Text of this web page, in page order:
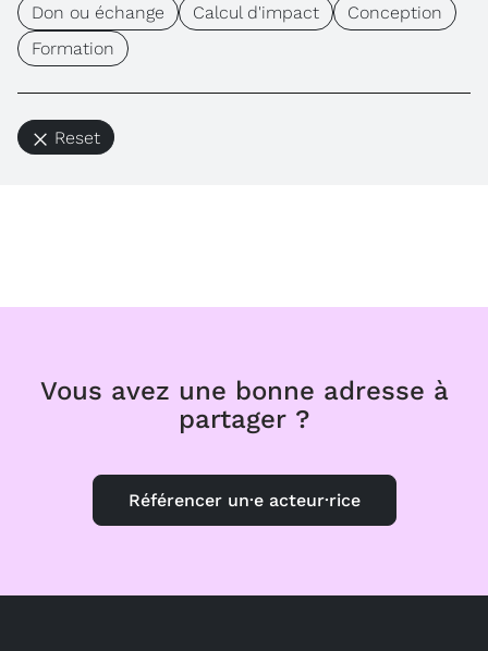
Don ou échange Calcul d'impact
Conception
Formation
Reset
Vous avez une bonne adresse à
partager ?
Référencer un·e acteur·rice